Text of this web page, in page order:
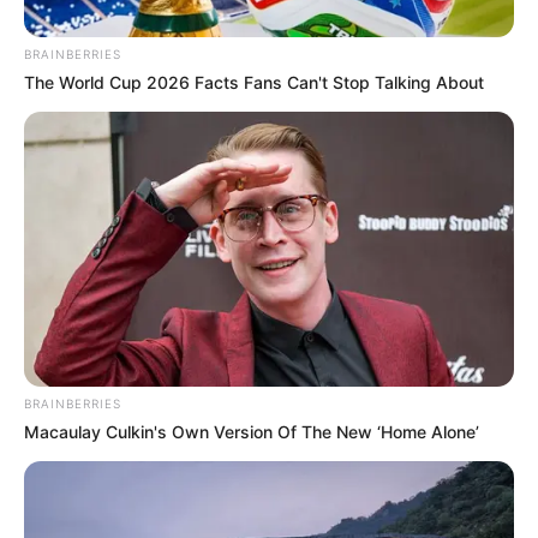
INTOLERANCIA
Un video la delató: mató a su novio
prendiéndole fuego mientras dormía
en Medellín
CONDENA
¡Condena por recursos de
Ciénaga, Magdalena,
pagará 8 años de prisión
NOTICIAS MEDELLÍN
BRAINBERRIES
The World Cup 2026 Facts Fans Can't Stop Talking About
BRAINBERRIES
Macaulay Culkin's Own Version Of The New ‘Home Alone’